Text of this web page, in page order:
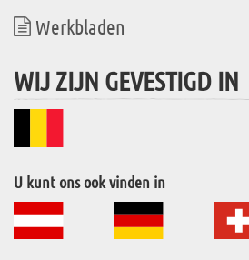
Werkbladen
WIJ ZIJN GEVESTIGD IN
U kunt ons ook vinden in